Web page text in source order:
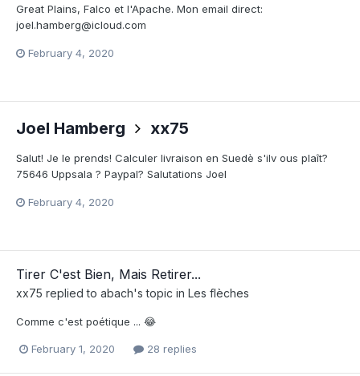
Great Plains, Falco et l'Apache. Mon email direct:
joel.hamberg@icloud.com
February 4, 2020
Joel Hamberg xx75
Salut! Je le prends! Calculer livraison en Suedè s'ilv ous plaît?
75646 Uppsala ? Paypal? Salutations Joel
February 4, 2020
Tirer C'est Bien, Mais Retirer...
xx75 replied to abach's topic in Les flèches
Comme c'est poétique ... 😂
February 1, 2020 28 replies